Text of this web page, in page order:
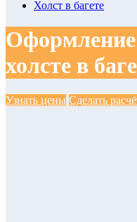
Холст в багете
холсте в
Узнать цены Сделать